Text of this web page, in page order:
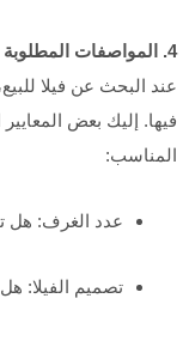
4. المواصفات المطلوبة
عند البحث عن فيلا
فيها. إليك بعض
المناسب:
عدد الغرف: هل تحتاج إلى 3 غرف
تصميم الفيلا: